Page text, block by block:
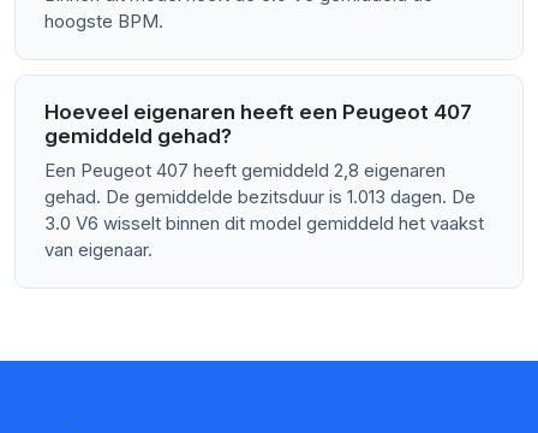
hoogste BPM.
Hoeveel eigenaren heeft een Peugeot 407
gemiddeld gehad?
Een Peugeot 407 heeft gemiddeld 2,8 eigenaren
gehad. De gemiddelde bezitsduur is 1.013 dagen. De
3.0 V6 wisselt binnen dit model gemiddeld het vaakst
van eigenaar.